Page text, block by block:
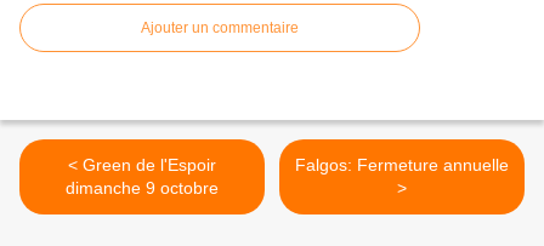
Ajouter un commentaire
< Green de l'Espoir
dimanche 9 octobre
Falgos: Fermeture annuelle
>